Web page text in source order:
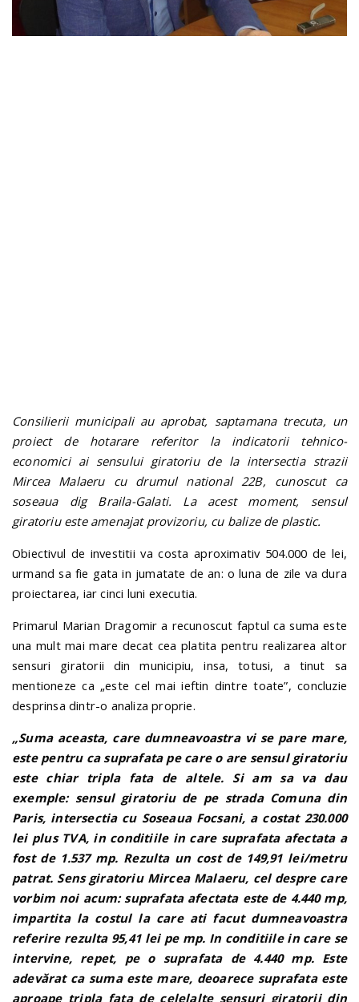
Consilierii municipali au aprobat, saptamana trecuta, un
proiect de hotarare referitor la indicatorii tehnico-
economici ai sensului giratoriu de la intersectia strazii
Mircea Malaeru cu drumul national 22B, cunoscut ca
soseaua dig Braila-Galati. La acest moment, sensul
giratoriu este amenajat provizoriu, cu balize de plastic.
Obiectivul de investitii va costa aproximativ 504.000 de lei,
urmand sa fie gata in jumatate de an: o luna de zile va dura
proiectarea, iar cinci luni executia.
Primarul Marian Dragomir a recunoscut faptul ca suma este
una mult mai mare decat cea platita pentru realizarea altor
sensuri giratorii din municipiu, insa, totusi, a tinut sa
mentioneze ca „este cel mai ieftin dintre toate”, concluzie
desprinsa dintr-o analiza proprie.
„Suma aceasta, care dumneavoastra vi se pare mare,
este pentru ca suprafata pe care o are sensul giratoriu
este chiar tripla fata de altele. Si am sa va dau
exemple: sensul giratoriu de pe strada Comuna din
Paris, intersectia cu Soseaua Focsani, a costat 230.000
lei plus TVA, in conditiile in care suprafata afectata a
fost de 1.537 mp. Rezulta un cost de 149,91 lei/metru
patrat. Sens giratoriu Mircea Malaeru, cel despre care
vorbim noi acum: suprafata afectata este de 4.440 mp,
impartita la costul la care ati facut dumneavoastra
referire rezulta 95,41 lei pe mp. In conditiile in care se
intervine, repet, pe o suprafata de 4.440 mp. Este
adevărat ca suma este mare, deoarece suprafata este
aproape tripla fata de celelalte sensuri giratorii din